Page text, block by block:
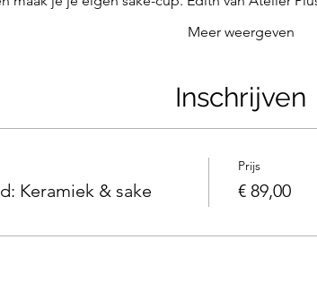
Meer weergeven
Inschrijven
Keramiek & sake
Prijs
€ 89,00